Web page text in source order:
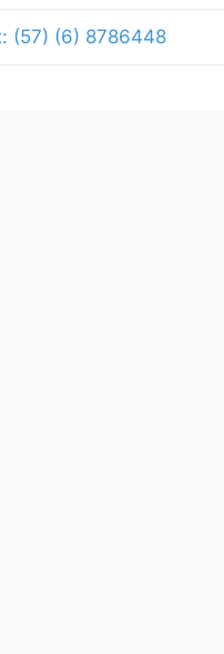
(57) (6) 8786448